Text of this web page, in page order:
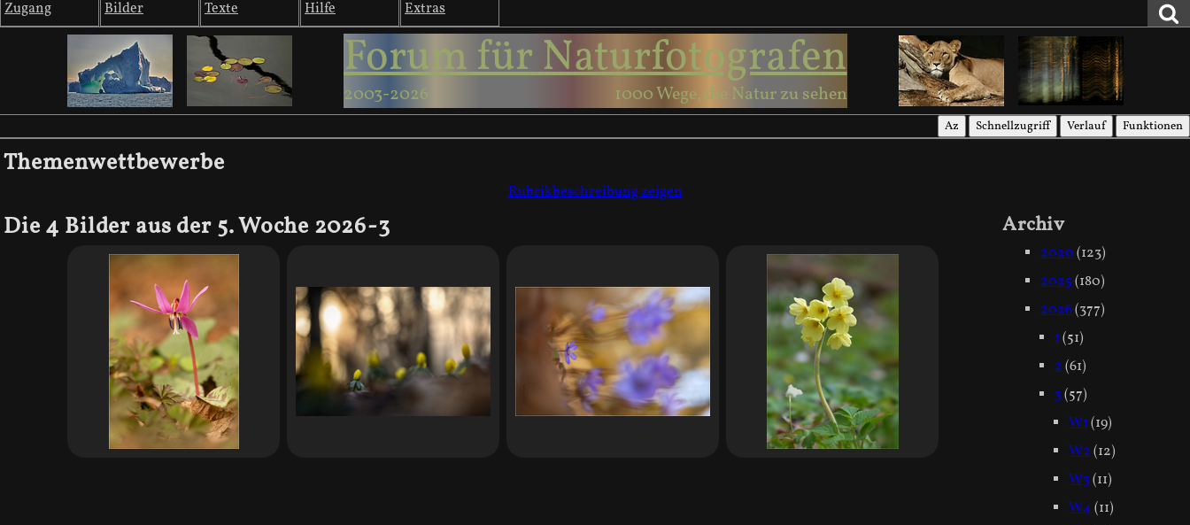
Zugang Bilder Texte Hilfe Extras
Forum für Naturfotografen
2003-2026 1000 Wege, die Natur zu sehen
Az Schnellzugriff Verlauf Funktionen
Themenwettbewerbe
Rubrikbeschreibung zeigen
Archiv
2020(123)
2025(180)
2026(377)
1(51)
2(61)
3(57)
W1(19)
W2(12)
W3(11)
W4(11)
Die 4 Bilder aus der 5. Woche 2026-3